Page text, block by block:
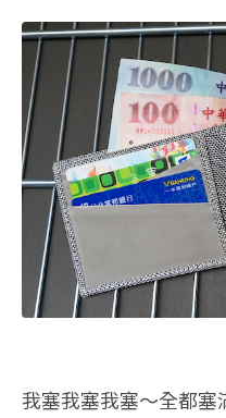
我塞我塞我塞～全都